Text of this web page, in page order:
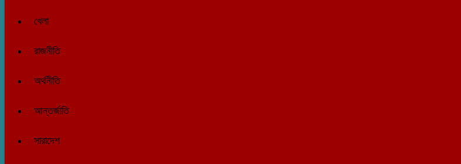
খেলা
রাজনীতি
অর্থনীতি
আন্তর্জাতি
সারাদেশ